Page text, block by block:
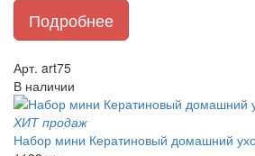
Подробнее
Арт. art75
В наличии
ХИТ продаж
Набор мини Кератиновый домашний